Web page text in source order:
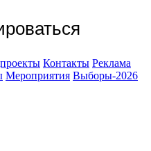
Контакты Реклама
Мероприятия Выборы-2026